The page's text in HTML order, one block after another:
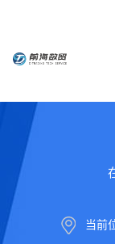
当前